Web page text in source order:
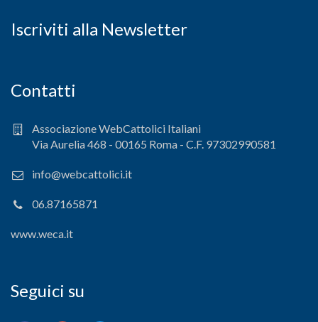
Iscriviti alla Newsletter
Contatti
Associazione WebCattolici Italiani
Via Aurelia 468 - 00165 Roma - C.F. 97302990581
info@webcattolici.it
06.87165871
www.weca.it
Seguici su